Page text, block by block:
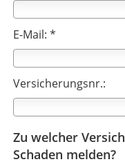
E-Mail: *
Versicherungsnr.:
Zu welcher
Schaden melden?